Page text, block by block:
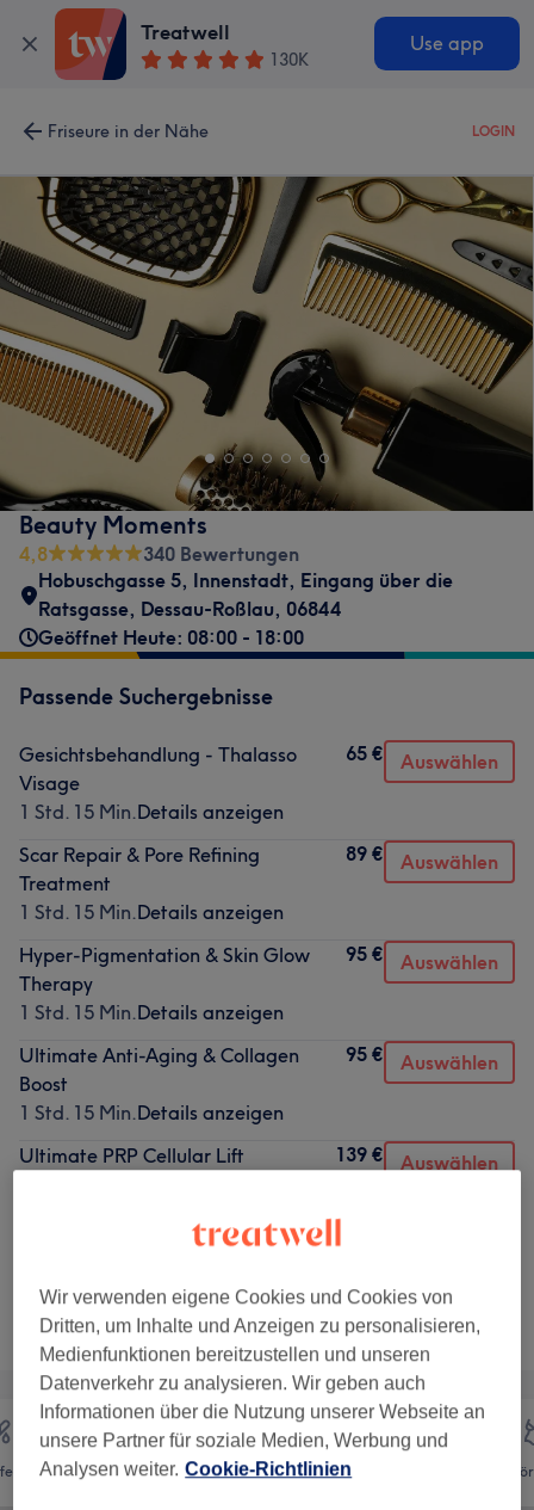
Treatwell
130K
Use app
Friseure in der Nähe LOGIN
Beauty Moments
4,8
340 Bewertungen
Hobuschgasse 5, Innenstadt, Eingang über die
Ratsgasse, Dessau-Roßlau, 06844
Geöffnet Heute: 08:00 - 18:00
Passende Suchergebnisse
Gesichtsbehandlung - Thalasso
Visage
1 Std. 15 Min.Details anzeigen
65 € Auswählen
Scar Repair & Pore Refining
Treatment
1 Std. 15 Min.Details anzeigen
89 € Auswählen
Hyper-Pigmentation & Skin Glow
Therapy
1 Std. 15 Min.Details anzeigen
95 € Auswählen
Ultimate Anti-Aging & Collagen
Boost
1 Std. 15 Min.Details anzeigen
95 € Auswählen
Ultimate PRP Cellular Lift
139 € Auswählen
4 weitere passende Services anzeigen...
Nicht gefunden wonach du gesucht hast?
Alle Services
Gesicht Massage
Wir verwenden eigene Cookies und Cookies von
Dritten, um Inhalte und Anzeigen zu personalisieren,
Medienfunktionen bereitzustellen und unseren
Datenverkehr zu analysieren. Wir geben auch
Informationen über die Nutzung unserer Webseite an
unsere Partner für soziale Medien, Werbung und
Analysen weiter. Cookie-Richtlinien